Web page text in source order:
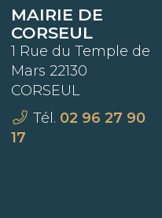
MAIRIE DE
CORSEUL
1 Rue du Temple de
Mars 22130
CORSEUL
Tél. 02 96 27 90
17